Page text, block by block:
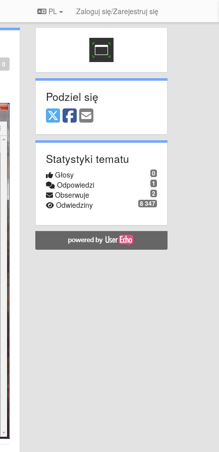
PL Zaloguj się/Zarejestruj się
0
Podziel się
Statystyki tematu
0
Głosy
1
Odpowiedzi
2
Obserwuje
8 347
Odwiedziny